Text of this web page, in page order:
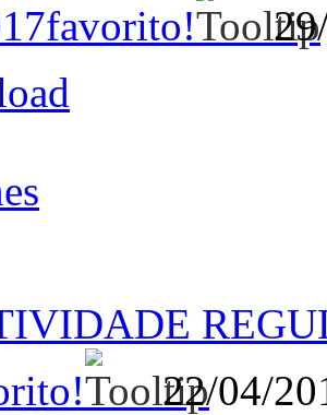
favorito!
22/04/